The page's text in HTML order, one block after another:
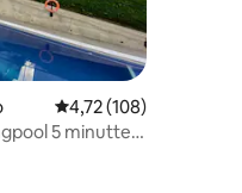
110 omtaler
4,72 ud af 5 i
4,72 (108)
5 minutter